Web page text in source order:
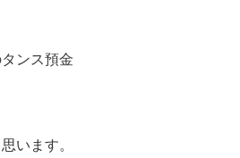
ンス預金
います。